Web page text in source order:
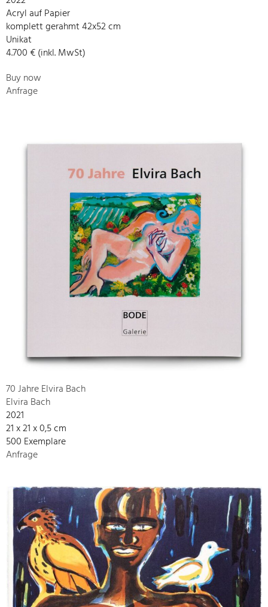
Acryl auf Papier
komplett gerahmt 42x52 cm
Unikat
4.700 € (inkl. MwSt)
Buy now
Anfrage
70 Jahre Elvira Bach
Elvira Bach
2021
21 x 21 x 0,5 cm
500 Exemplare
Anfrage